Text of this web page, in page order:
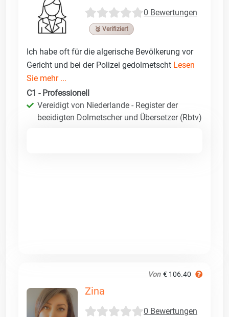
0 Bewertungen
🥉 Verifiziert
Ich habe oft für die algerische Bevölkerung vor
Gericht und bei der Polizei gedolmetscht Lesen
Sie mehr ...
C1 - Professionell
Vereidigt von Niederlande - Register der
beeidigten Dolmetscher und Übersetzer (Rbtv)
Von € 106.40
Zina
0 Bewertungen